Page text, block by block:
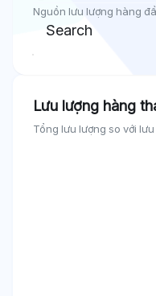
Nguồn lưu lượng hàng
Search
Lưu lượng hàng
Tổng lưu lượng so với